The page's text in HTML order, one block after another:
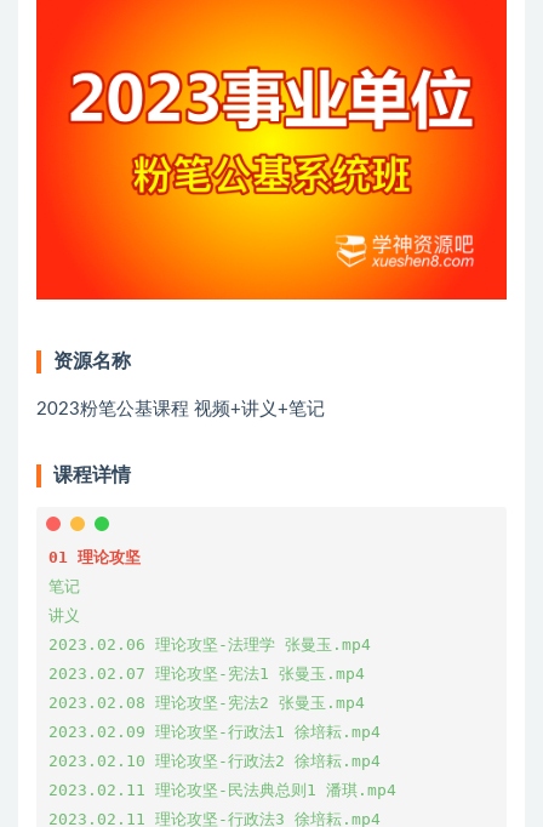
资源名称
2023粉笔公基课程 视频+讲义+笔记
课程详情
01 理论攻坚
笔记
讲义
2023.02.06 理论攻坚-法理学 张曼玉.mp4
2023.02.07 理论攻坚-宪法1 张曼玉.mp4
2023.02.08 理论攻坚-宪法2 张曼玉.mp4
2023.02.09 理论攻坚-行政法1 徐培耘.mp4
2023.02.10 理论攻坚-行政法2 徐培耘.mp4
2023.02.11 理论攻坚-民法典总则1 潘琪.mp4
2023.02.11 理论攻坚-行政法3 徐培耘.mp4